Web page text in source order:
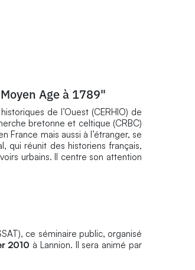
Age à 1789"
de l’Ouest (CERHIO) de
bretonne et celtique (CRBC)
France mais aussi à l’étranger, se
qui réunit des historiens français,
urbains. Il centre son attention
ce séminaire public, organisé
2010 à Lannion. Il sera animé par